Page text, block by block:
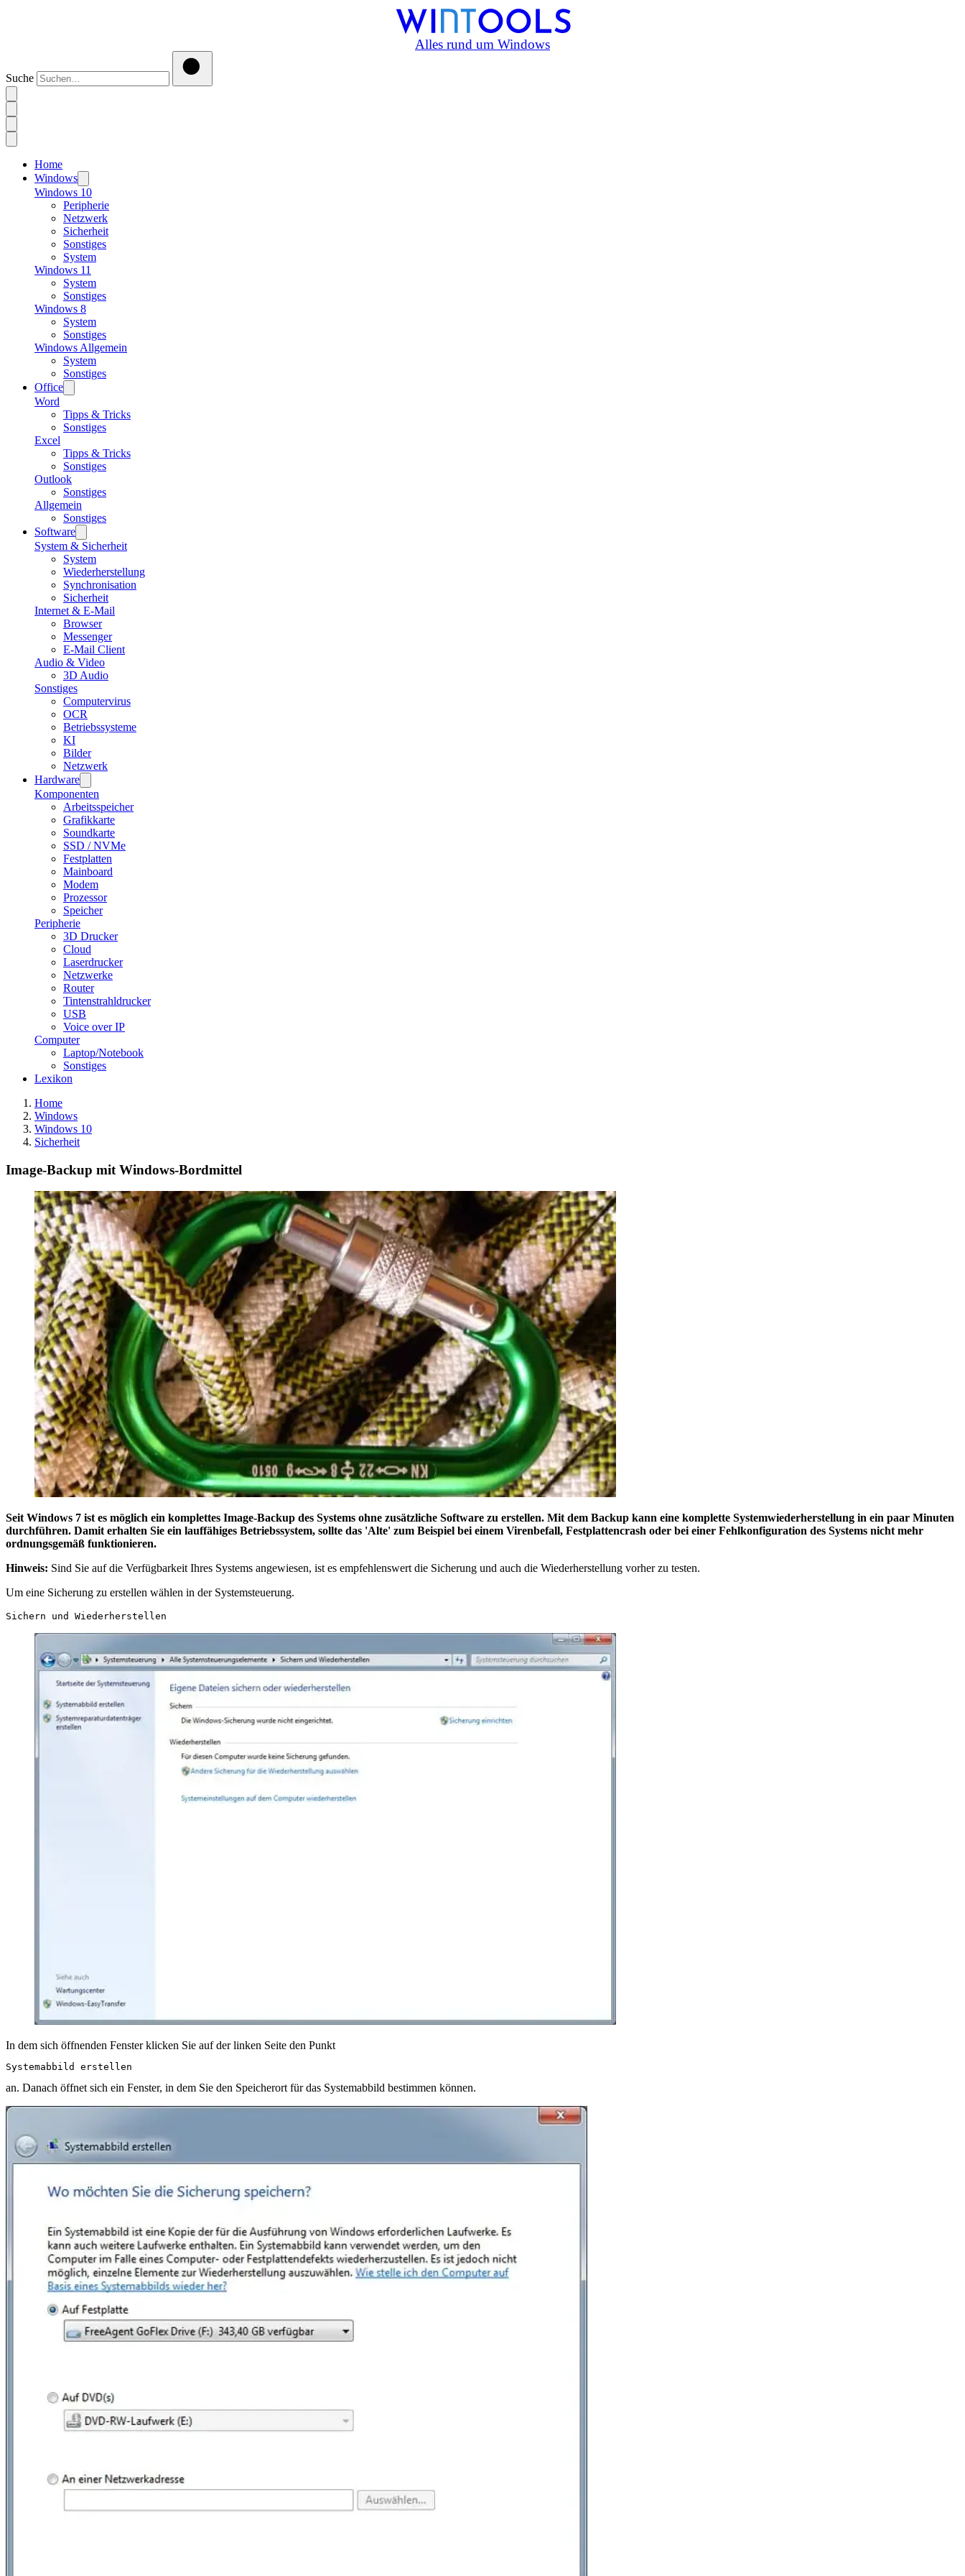
Alles rund um Windows
Suche
Home
Windows
Windows 10
Peripherie
Netzwerk
Sicherheit
Sonstiges
System
Windows 11
System
Sonstiges
Windows 8
System
Sonstiges
Windows Allgemein
System
Sonstiges
Office
Word
Tipps & Tricks
Sonstiges
Excel
Tipps & Tricks
Sonstiges
Outlook
Sonstiges
Allgemein
Sonstiges
Software
System & Sicherheit
System
Wiederherstellung
Synchronisation
Sicherheit
Internet & E-Mail
Browser
Messenger
E-Mail Client
Audio & Video
3D Audio
Sonstiges
Computervirus
OCR
Betriebssysteme
KI
Bilder
Netzwerk
Hardware
Komponenten
Arbeitsspeicher
Grafikkarte
Soundkarte
SSD / NVMe
Festplatten
Mainboard
Modem
Prozessor
Speicher
Peripherie
3D Drucker
Cloud
Laserdrucker
Netzwerke
Router
Tintenstrahldrucker
USB
Voice over IP
Computer
Laptop/Notebook
Sonstiges
Lexikon
Home
Windows
Windows 10
Sicherheit
Image-Backup mit Windows-Bordmittel
Seit Windows 7 ist es möglich ein komplettes Image-Backup des Systems ohne zusätzliche Software zu erstellen. Mit dem Backup kann eine komplette Systemwiederherstellung in ein paar Minuten
durchführen. Damit erhalten Sie ein lauffähiges Betriebssystem, sollte das 'Alte' zum Beispiel bei einem Virenbefall, Festplattencrash oder bei einer Fehlkonfiguration des Systems nicht mehr
ordnungsgemäß funktionieren.
Hinweis: Sind Sie auf die Verfügbarkeit Ihres Systems angewiesen, ist es empfehlenswert die Sicherung und auch die Wiederherstellung vorher zu testen.
Um eine Sicherung zu erstellen wählen in der Systemsteuerung.
Sichern und Wiederherstellen
In dem sich öffnenden Fenster klicken Sie auf der linken Seite den Punkt
Systemabbild erstellen
an. Danach öffnet sich ein Fenster, in dem Sie den Speicherort für das Systemabbild bestimmen können.